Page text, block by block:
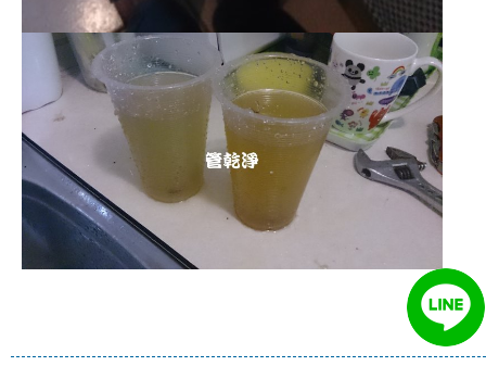
清洗水管 水管清洗 洗水管 熱水